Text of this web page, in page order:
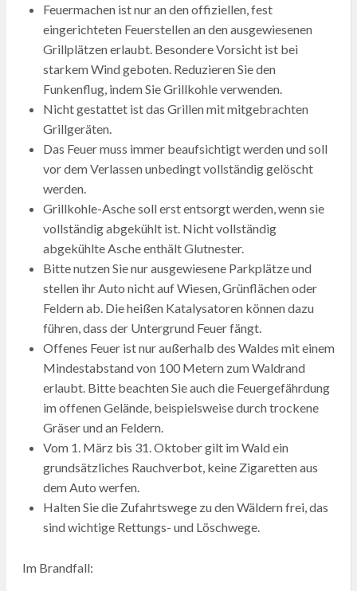
Feuermachen ist nur an den offiziellen, fest
eingerichteten Feuerstellen an den ausgewiesenen
Grillplätzen erlaubt. Besondere Vorsicht ist bei
starkem Wind geboten. Reduzieren Sie den
Funkenflug, indem Sie Grillkohle verwenden.
Nicht gestattet ist das Grillen mit mitgebrachten
Grillgeräten.
Das Feuer muss immer beaufsichtigt werden und soll
vor dem Verlassen unbedingt vollständig gelöscht
werden.
Grillkohle-Asche soll erst entsorgt werden, wenn sie
vollständig abgekühlt ist. Nicht vollständig
abgekühlte Asche enthält Glutnester.
Bitte nutzen Sie nur ausgewiesene Parkplätze und
stellen ihr Auto nicht auf Wiesen, Grünflächen oder
Feldern ab. Die heißen Katalysatoren können dazu
führen, dass der Untergrund Feuer fängt.
Offenes Feuer ist nur außerhalb des Waldes mit einem
Mindestabstand von 100 Metern zum Waldrand
erlaubt. Bitte beachten Sie auch die Feuergefährdung
im offenen Gelände, beispielsweise durch trockene
Gräser und an Feldern.
Vom 1. März bis 31. Oktober gilt im Wald ein
grundsätzliches Rauchverbot, keine Zigaretten aus
dem Auto werfen.
Halten Sie die Zufahrtswege zu den Wäldern frei, das
sind wichtige Rettungs- und Löschwege.
Im Brandfall: